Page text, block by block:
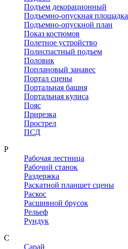
Подъем декорационный
Подъемно-опускная площадка
Подъемно-опускной план
Показ костюмов
Полетное устройство
Полиспастный подъем
Половик
Поплановый занавес
Портал сцены
Портальная башня
Портальная кулиса
Пояс
Прирезка
Прострел
ПСД
Р
Рабочая лестница
Рабочий станок
Раздержка
Раскатной планшет сцены
Раскос
Расшивной брусок
Рельеф
Рундук
С
Сарай